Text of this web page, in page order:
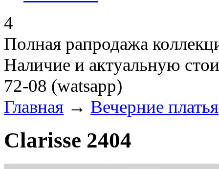
4
Полная рапродажа
Наличие и актуальную
72-08 (watsapp)
Главная → Вечерние платья
Clarisse 2404